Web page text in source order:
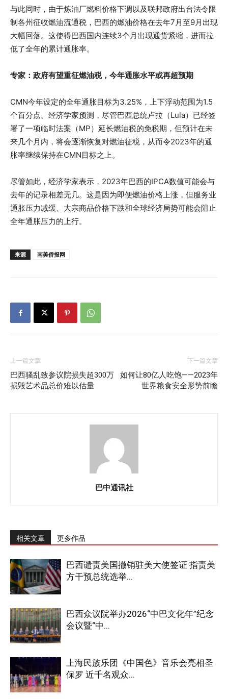
与此同时，由于炼油厂燃料价格下调以及联邦政府出台法令限
制各州征收燃油流通税，巴西的燃油价格在去年7月至9月出现
大幅回落。这使得巴西国内连续3个月出现通货紧缩，进而拉
低了全年的累计通胀率。
专家：政府有望重征燃油税，今年通胀水平或再超预期
CMN今年设定的全年通胀目标为3.25%，上下浮动范围为1.5
个百分点。经济学家预测，尽管巴西总统卢拉（Lula）已经签
署了一项临时法案（MP）延长燃油税的免税期，但预计在未
来几个月内，将会逐渐恢复对燃油征税，从而令2023年的通
胀率继续保持在CMN目标之上。
尽管如此，经济学家表示，2023年巴西的IPCA数值可能会与
去年的记录相差无几。这是因为即便燃油价格上涨，但服务业
通胀压力减缓、大宗商品价格下跌和全球经济局势可能会阻止
全年通胀压力的上行。
来源 南美侨报网
上一篇文章
巴西骚乱致参议院损失超300万
损毁艺术品总价难以估量
下一篇文章
如何让80亿人吃饱——2023年
世界粮食安全形势前瞻
巴中通讯社
相关文章 更多作品
巴西谴责美国撤销驻美大使签证 指责美
方干预总统选举...
巴西众议院举办2026“中巴文化年”纪念
会议暨“中...
上海民族乐团《中国色》音乐会亮相圣
保罗 近千名观众...